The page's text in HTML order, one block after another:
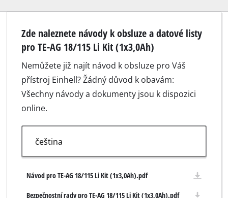
Zde naleznete návody k obsluze a datové listy
pro TE-AG 18/115 Li Kit (1x3,0Ah)
Nemůžete již najít návod k obsluze pro Váš
přístroj Einhell? Žádný důvod k obavám:
Všechny návody a dokumenty jsou k dispozici
online.
Návod pro TE-AG 18/115 Li Kit (1x3,0Ah).pdf
Bezpečnostní rady pro TE-AG 18/115 Li Kit (1x3,0Ah).pdf